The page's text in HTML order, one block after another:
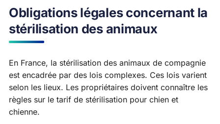
Obligations légales concernant la
stérilisation des animaux
En France, la stérilisation des animaux de compagnie
est encadrée par des lois complexes. Ces lois varient
selon les lieux. Les propriétaires doivent connaître les
règles sur le tarif de stérilisation pour chien et
chienne.